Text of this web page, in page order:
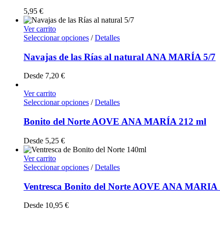
5,95 €
Ver carrito
Seleccionar opciones / Detalles
Navajas de las Rías al natural ANA MARÍA 5/7
Desde 7,20 €
Ver carrito
Seleccionar opciones / Detalles
Bonito del Norte AOVE ANA MARÍA 212 ml
Desde 5,25 €
Ver carrito
Seleccionar opciones / Detalles
Ventresca Bonito del Norte AOVE ANA MARIA
Desde 10,95 €